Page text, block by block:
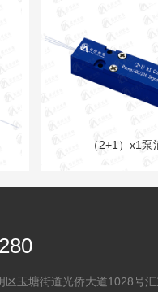
（2+1）x1
塘街道光侨大道1028号汇